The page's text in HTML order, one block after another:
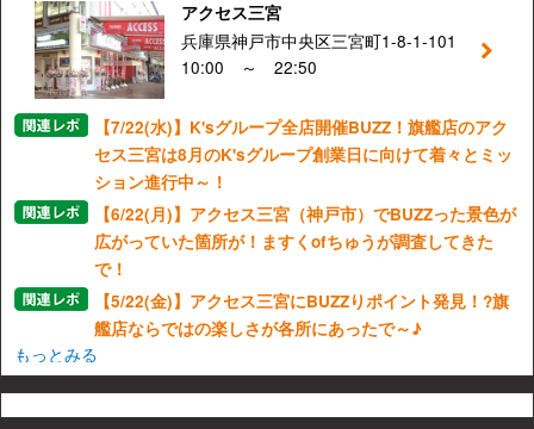
アクセス三宮
兵庫県神戸市中央区三宮町1-8-1-101
10:00 ～ 22:50
【7/22(水)】K'sグループ全店開催BUZZ！旗艦店のアク
セス三宮は8月のK'sグループ創業日に向けて着々とミッ
ション進行中～！
【6/22(月)】アクセス三宮（神戸市）でBUZZった景色が
広がっていた箇所が！ますくofちゅうが調査してきた
で！
【5/22(金)】アクセス三宮にBUZZりポイント発見！?旗
艦店ならではの楽しさが各所にあったで～♪
もっとみる